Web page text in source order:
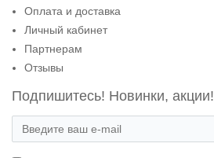
Оплата и доставка
Личный кабинет
Партнерам
Отзывы
Подпишитесь! Новинки, акции!